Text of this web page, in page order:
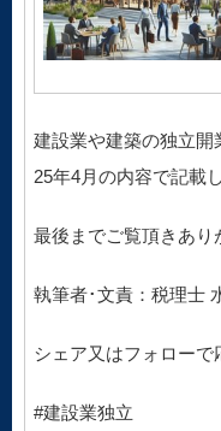
建設業や建築の独立開
25年4月の内容で記載
最後までご覧頂きあり
執筆者･文責：税理士
シェア又はフォローで
#建設業独立